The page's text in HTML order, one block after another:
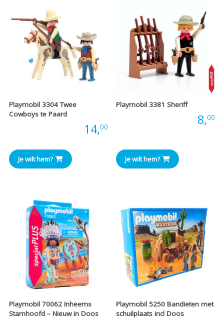
Playmobil 3304 Twee
Cowboys te Paard
14,00
Je wilt hem?
Playmobil 3381 Sheriff
8,00
Je wilt hem?
Playmobil 70062 Inheems
Stamhoofd – Nieuw in Doos
Playmobil 5250 Bandieten met
schuilplaats incl Doos